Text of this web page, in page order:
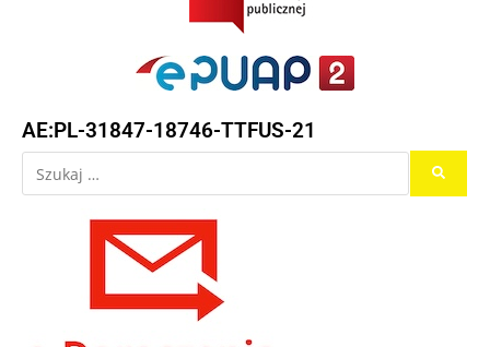
AE:PL-31847-18746-TTFUS-21